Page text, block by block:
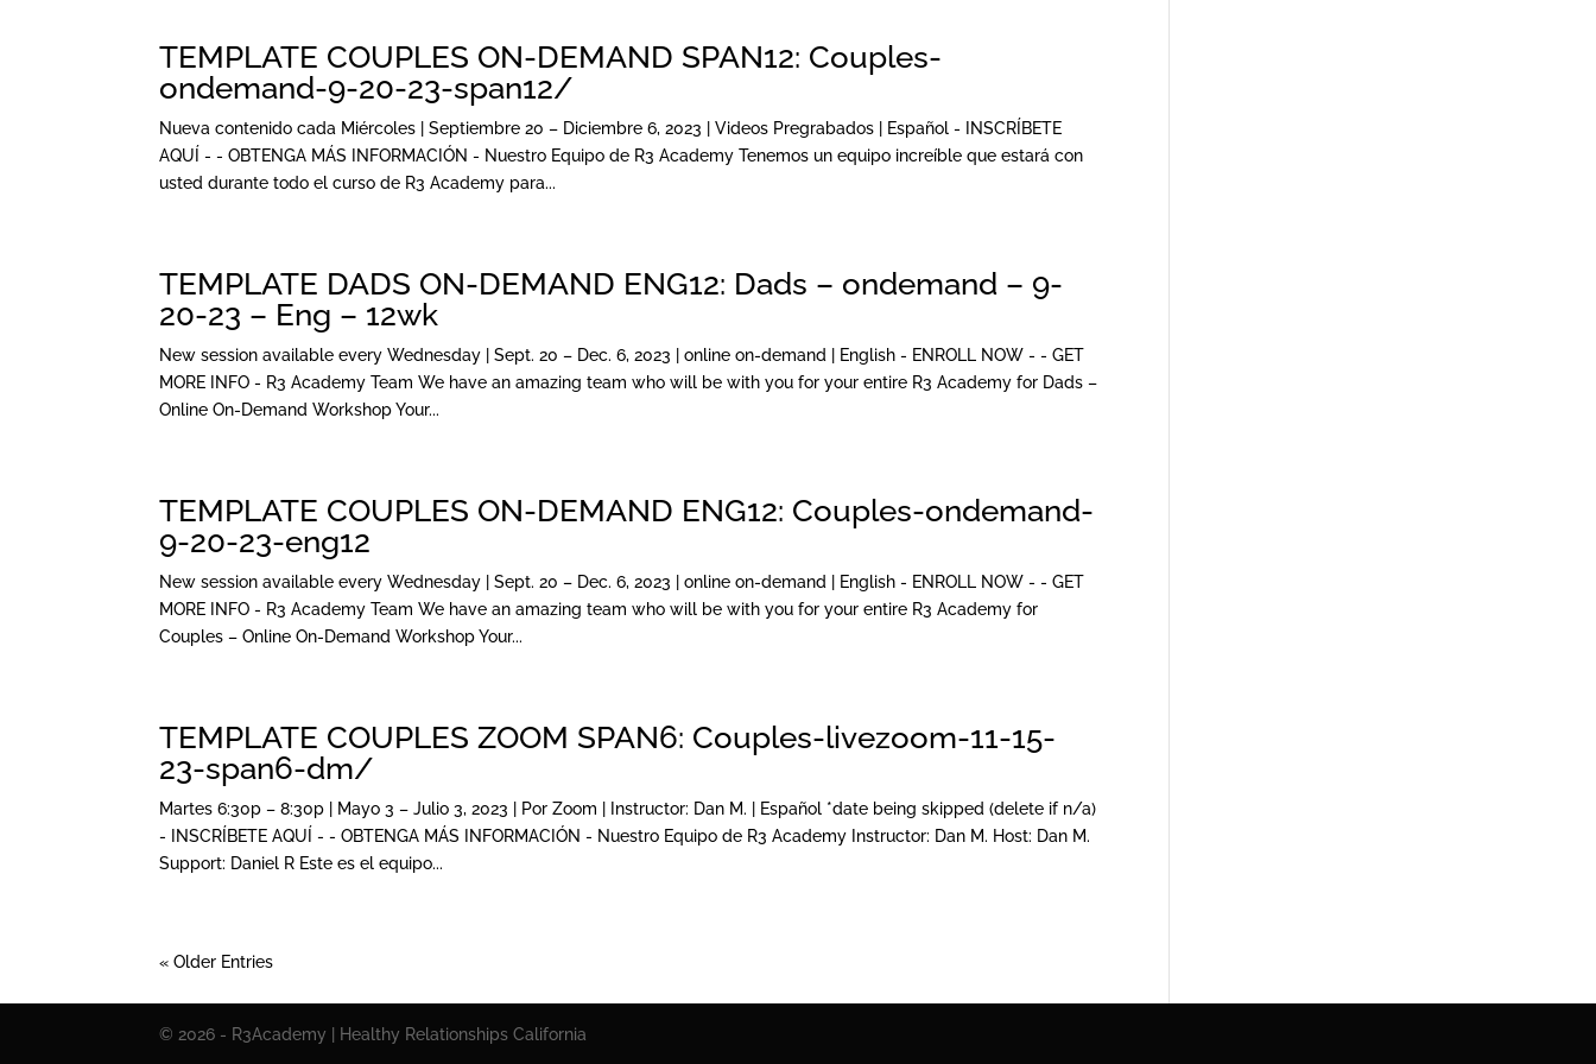
TEMPLATE COUPLES ON-DEMAND SPAN12: Couples-
ondemand-9-20-23-span12/
Nueva contenido cada Miércoles | Septiembre 20 – Diciembre 6, 2023 | Videos Pregrabados | Español - INSCRÍBETE
AQUÍ - - OBTENGA MÁS INFORMACIÓN - Nuestro Equipo de R3 Academy Tenemos un equipo increíble que estará con
usted durante todo el curso de R3 Academy para...
TEMPLATE DADS ON-DEMAND ENG12: Dads – ondemand – 9-
20-23 – Eng – 12wk
New session available every Wednesday | Sept. 20 – Dec. 6, 2023 | online on-demand | English - ENROLL NOW - - GET
MORE INFO - R3 Academy Team We have an amazing team who will be with you for your entire R3 Academy for Dads –
Online On-Demand Workshop Your...
TEMPLATE COUPLES ON-DEMAND ENG12: Couples-ondemand-
9-20-23-eng12
New session available every Wednesday | Sept. 20 – Dec. 6, 2023 | online on-demand | English - ENROLL NOW - - GET
MORE INFO - R3 Academy Team We have an amazing team who will be with you for your entire R3 Academy for
Couples – Online On-Demand Workshop Your...
TEMPLATE COUPLES ZOOM SPAN6: Couples-livezoom-11-15-
23-span6-dm/
Martes 6:30p – 8:30p | Mayo 3 – Julio 3, 2023 | Por Zoom | Instructor: Dan M. | Español *date being skipped (delete if n/a)
- INSCRÍBETE AQUÍ - - OBTENGA MÁS INFORMACIÓN - Nuestro Equipo de R3 Academy Instructor: Dan M. Host: Dan M.
Support: Daniel R Este es el equipo...
« Older Entries
© 2026 - R3Academy | Healthy Relationships California